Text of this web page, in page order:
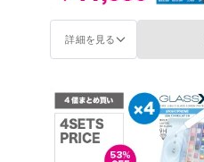
詳細を見る